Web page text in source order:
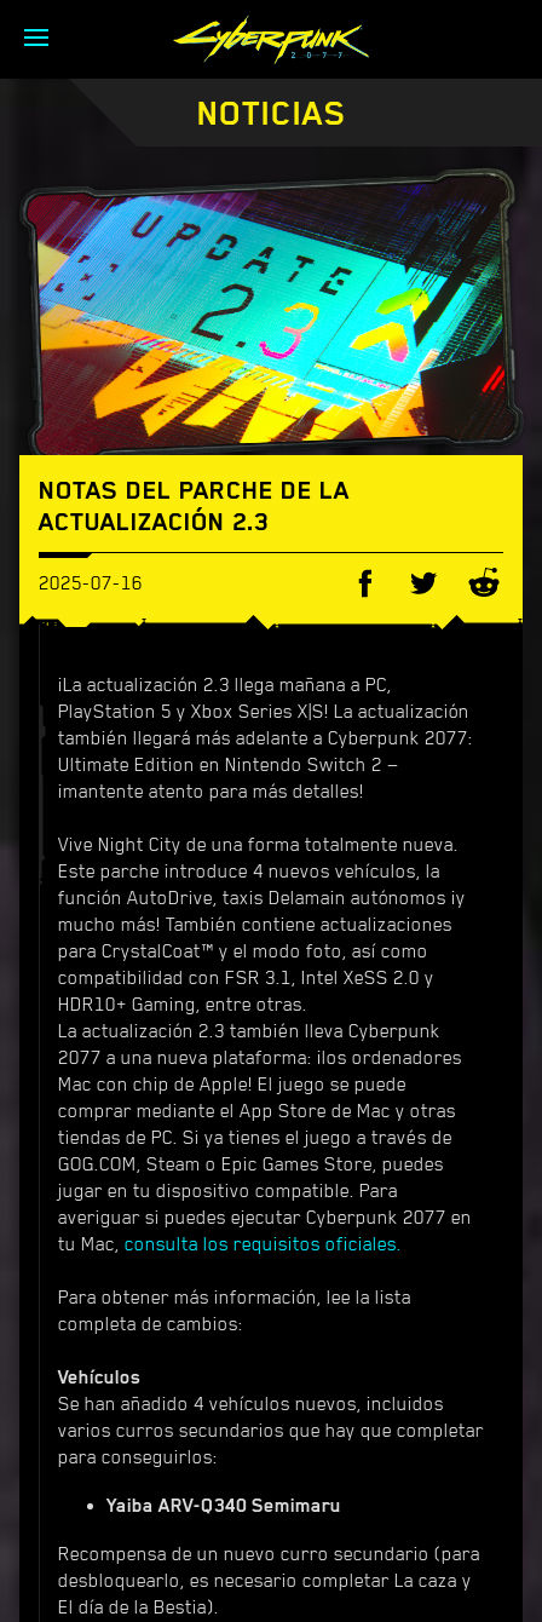
NOTICIAS
NOTAS DEL PARCHE DE LA
ACTUALIZACIÓN 2.3
2025-07-16
¡La actualización 2.3 llega mañana a PC,
PlayStation 5 y Xbox Series X|S! La actualización
también llegará más adelante a Cyberpunk 2077:
Ultimate Edition en Nintendo Switch 2 —
¡mantente atento para más detalles!
Vive Night City de una forma totalmente nueva.
Este parche introduce 4 nuevos vehículos, la
función AutoDrive, taxis Delamain autónomos ¡y
mucho más! También contiene actualizaciones
para CrystalCoat™ y el modo foto, así como
compatibilidad con FSR 3.1, Intel XeSS 2.0 y
HDR10+ Gaming, entre otras.
La actualización 2.3 también lleva Cyberpunk
2077 a una nueva plataforma: ¡los ordenadores
Mac con chip de Apple! El juego se puede
comprar mediante el App Store de Mac y otras
tiendas de PC. Si ya tienes el juego a través de
GOG.COM, Steam o Epic Games Store, puedes
jugar en tu dispositivo compatible. Para
averiguar si puedes ejecutar Cyberpunk 2077 en
tu Mac, consulta los requisitos oficiales.
Para obtener más información, lee la lista
completa de cambios:
Vehículos
Se han añadido 4 vehículos nuevos, incluidos
varios curros secundarios que hay que completar
para conseguirlos:
Yaiba ARV-Q340 Semimaru
Recompensa de un nuevo curro secundario (para
desbloquearlo, es necesario completar La caza y
El día de la Bestia).